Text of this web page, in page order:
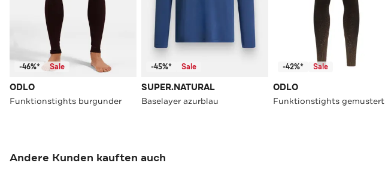
-46%* Sale
ODLO
Funktionstights burgunder
-45%* Sale
SUPER.NATURAL
Baselayer azurblau
-42%* Sale
ODLO
Funktionstights gemustert
Andere Kunden kauften auch